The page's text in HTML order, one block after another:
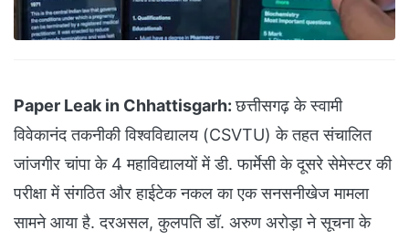
Paper Leak in Chhattisgarh:छत्तीसगढ़ के स्वामी
विवेकानंद तकनीकी विश्वविद्यालय (CSVTU) के तहत संचालित
जांजगीर चांपा के 4 महाविद्यालयों में डी. फार्मेसी के दूसरे सेमेस्टर की
परीक्षा में संगठित और हाईटेक नकल का एक सनसनीखेज मामला
सामने आया है. दरअसल, कुलपति डॉ. अरुण अरोड़ा ने सूचना के